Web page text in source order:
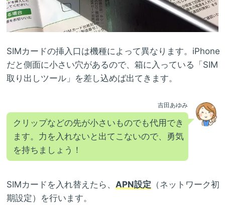
SIMカードの挿入口は機種によって異なります。iPhone
だと側面に小さい穴があるので、箱に入っている「SIM
取り出しツール」を差し込めば出てきます。
吉田あゆみ
クリップなどの先が小さいものでも代用でき
ます。力を入れないと出てこないので、勇気
を持ちましょう！
SIMカードを入れ替えたら、 APN設定 （ネットワーク初
期設定）を行います。